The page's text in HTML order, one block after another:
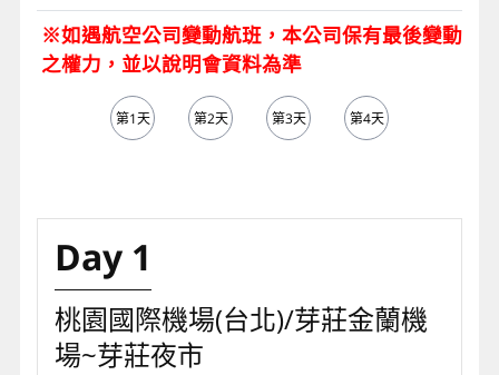
※如遇航空公司變動航班，本公司保有最後變動
之權力，並以說明會資料為準
第1天 第2天 第3天 第4天
Day 1
桃園國際機場(台北)/芽莊金蘭機
場~芽莊夜市